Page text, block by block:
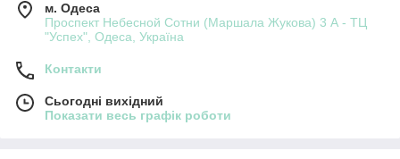
м. Одеса
Проспект Небесной Сотни (Маршала Жукова) 3 А - ТЦ
"Успех", Одеса, Україна
Контакти
Сьогодні вихідний
Показати весь графік роботи